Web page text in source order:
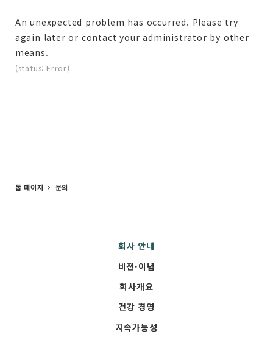
screen
you
screen
you
the
screen
An unexpected problem has occurred. Please try
again later or contact your administrator by other
means.
(status: Error)
톱 페이지 문의
회사 안내
비전·이념
회사개요
건강 경영
지속가능성